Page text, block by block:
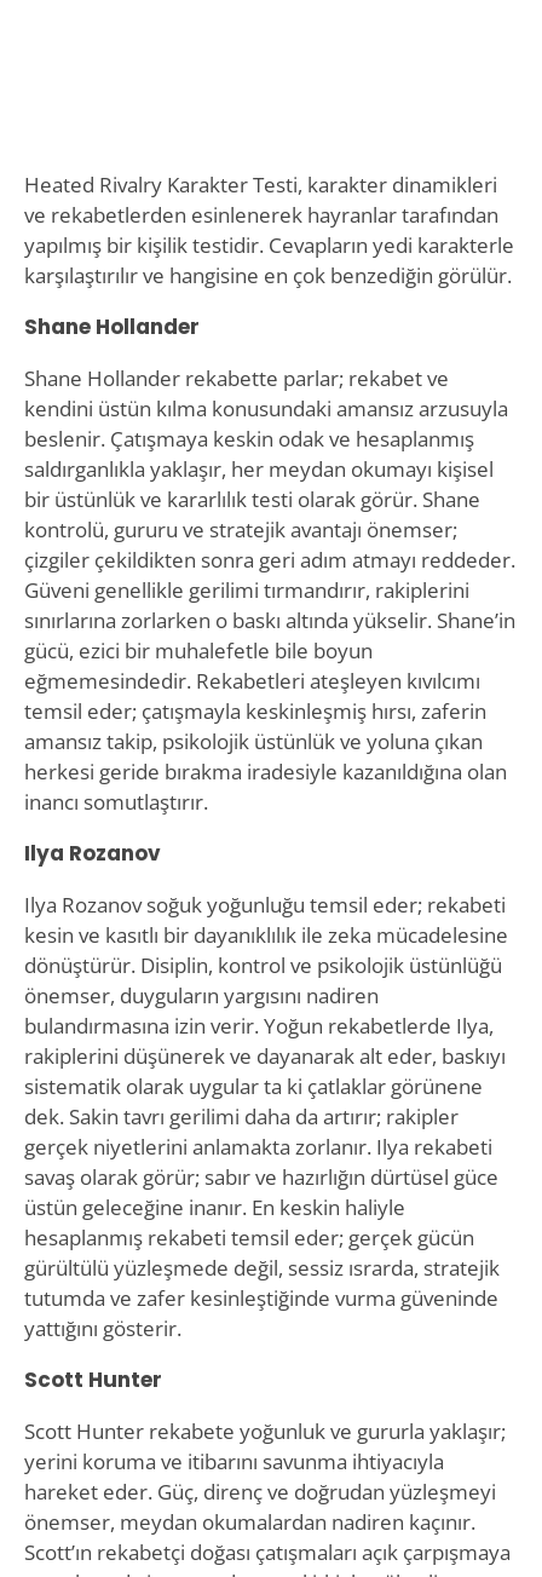
Heated Rivalry Karakter Testi, karakter dinamikleri
ve rekabetlerden esinlenerek hayranlar tarafından
yapılmış bir kişilik testidir. Cevapların yedi karakterle
karşılaştırılır ve hangisine en çok benzediğin görülür.
Shane Hollander
Shane Hollander rekabette parlar; rekabet ve
kendini üstün kılma konusundaki amansız arzusuyla
beslenir. Çatışmaya keskin odak ve hesaplanmış
saldırganlıkla yaklaşır, her meydan okumayı kişisel
bir üstünlük ve kararlılık testi olarak görür. Shane
kontrolü, gururu ve stratejik avantajı önemser;
çizgiler çekildikten sonra geri adım atmayı reddeder.
Güveni genellikle gerilimi tırmandırır, rakiplerini
sınırlarına zorlarken o baskı altında yükselir. Shane’in
gücü, ezici bir muhalefetle bile boyun
eğmemesindedir. Rekabetleri ateşleyen kıvılcımı
temsil eder; çatışmayla keskinleşmiş hırsı, zaferin
amansız takip, psikolojik üstünlük ve yoluna çıkan
herkesi geride bırakma iradesiyle kazanıldığına olan
inancı somutlaştırır.
Ilya Rozanov
Ilya Rozanov soğuk yoğunluğu temsil eder; rekabeti
kesin ve kasıtlı bir dayanıklılık ile zeka mücadelesine
dönüştürür. Disiplin, kontrol ve psikolojik üstünlüğü
önemser, duyguların yargısını nadiren
bulandırmasına izin verir. Yoğun rekabetlerde Ilya,
rakiplerini düşünerek ve dayanarak alt eder, baskıyı
sistematik olarak uygular ta ki çatlaklar görünene
dek. Sakin tavrı gerilimi daha da artırır; rakipler
gerçek niyetlerini anlamakta zorlanır. Ilya rekabeti
savaş olarak görür; sabır ve hazırlığın dürtüsel güce
üstün geleceğine inanır. En keskin haliyle
hesaplanmış rekabeti temsil eder; gerçek gücün
gürültülü yüzleşmede değil, sessiz ısrarda, stratejik
tutumda ve zafer kesinleştiğinde vurma güveninde
yattığını gösterir.
Scott Hunter
Scott Hunter rekabete yoğunluk ve gururla yaklaşır;
yerini koruma ve itibarını savunma ihtiyacıyla
hareket eder. Güç, direnç ve doğrudan yüzleşmeyi
önemser, meydan okumalardan nadiren kaçınır.
Scott’ın rekabetçi doğası çatışmaları açık çarpışmaya